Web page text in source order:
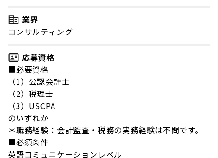
業界
コンサルティング
応募資格
■必要資格
（1）公認会計士
（2）税理士
（3）USCPA
のいずれか
＊職務経験：会計監査・税務の実務経験は不問です。
■必須条件
英語コミュニケーションレベル